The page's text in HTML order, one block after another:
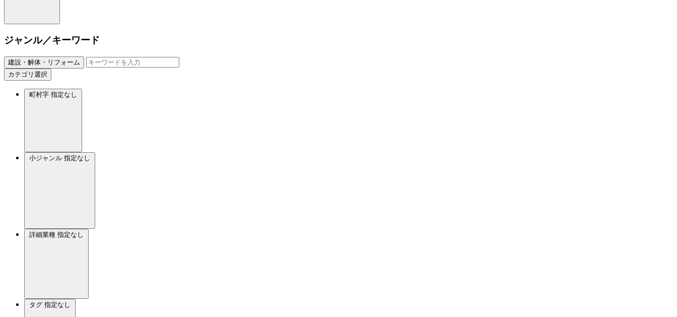
ジャンル／キーワード
建設・解体・リフォーム
カテゴリ選択
町村字 指定なし
小ジャンル 指定なし
詳細業種 指定なし
タグ 指定なし